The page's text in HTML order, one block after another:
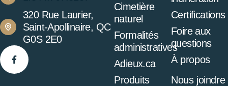
320 Rue Laurier,
Saint-Apollinaire, QC
G0S 2E0
Cimetière
naturel
Formalités
administratives
Adieux.ca
Produits
Certifications
Foire aux
questions
À propos
Nous joindre